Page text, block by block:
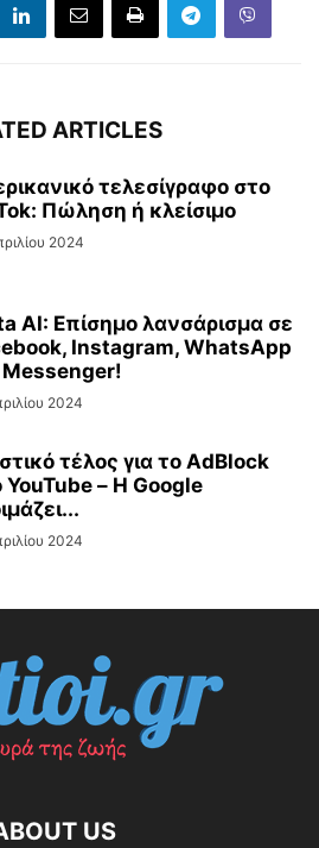
ARTICLES
τελεσίγραφο στο
Πώληση ή κλείσιμο
2024
AI: Επίσημο λανσάρισμα σε
Instagram, WhatsApp
Messenger!
2024
τέλος για το AdBlock
YouTube – Η Google
2024
US